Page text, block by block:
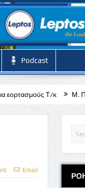
Podcast
Μ. Πάπης: Ώρα για
Email